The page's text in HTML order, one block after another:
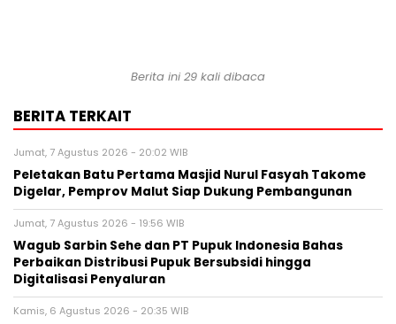
Berita ini 29 kali dibaca
BERITA TERKAIT
Jumat, 7 Agustus 2026 - 20:02 WIB
Peletakan Batu Pertama Masjid Nurul Fasyah Takome
Digelar, Pemprov Malut Siap Dukung Pembangunan
Jumat, 7 Agustus 2026 - 19:56 WIB
Wagub Sarbin Sehe dan PT Pupuk Indonesia Bahas
Perbaikan Distribusi Pupuk Bersubsidi hingga
Digitalisasi Penyaluran
Kamis, 6 Agustus 2026 - 20:35 WIB